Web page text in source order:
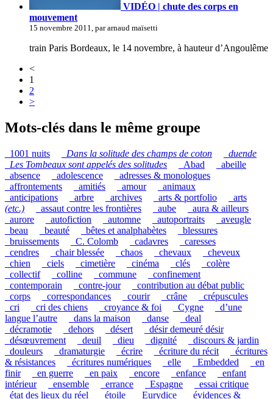
VIDÉO | chute des corps en
mouvement
15 novembre 2011, par arnaud maïsetti
train Paris Bordeaux, le 14 novembre, à hauteur d’Angoulême
<
1
2
>
Mots-clés dans le même groupe
_1001 nuits Dans la solitude des champs de coton
duende
Les Tombeaux sont appelés des solitudes _Abad
_abeille
_absence
_adolescence
_adresses & monologues
_affrontements
_amitiés _amour
_animaux
_anticipations
_arbre _archives _arts & portfolio
_arts
(etc.)
_assaut contre les frontières _aube
_aura & ailleurs
_aurore
_autofiction _automne _autoportraits
_aveugle
_beau
_beauté _bêtes et analphabètes
_blessures
_bruissements
_C. Colomb _cadavres
_caresses
_cendres
_chair blessée _chaos _chevaux
_cheveux
_chien
_ciels _cimetière _cinéma _clés
_colère
_collectif
_colline _commune
_confinement
_contemporain
_contre-jour
_contribution au débat public
_corps
_correspondances _courir _crâne
_crépuscules
_cri
_cri des chiens _croyance & foi _Cygne
_d’une
langue l’autre
_dans la maison _danse
_deal
_décramotie
_dehors _désert
_désir demeuré désir
_désœuvrement
_deuil _dieu _dignité
_discours & jardin
_douleurs
_dramaturgie _écrire _écriture du récit
_écritures
& résistances
_écritures numériques _elle _Embedded
_en
finir
_en guerre _en paix _encore _enfance
_enfant
intérieur
_ensemble _errance _Espagne
_essai critique
_état des lieux du réel
_étoile _Eurydice _évidences &